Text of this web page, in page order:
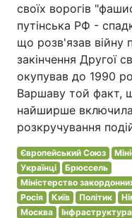
своїх ворогів
путінська РФ -
що розв'язав війну
закінчення Другої
окупував до 1990
Варшаву той факт,
найширше
розкручування
Європейський Союз
Українці
Брюссель
Міністерство
Росія
Київ Політик
Москва
Інфраструктура